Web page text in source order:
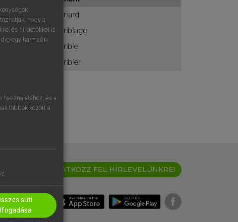
.
criard
criblage
crible
cribler
IRATKOZZ FEL HÍRLEVELÜNKRE!
hogy a
és hirdetőkkel is
egy harmadik
használatához, és a
többek között a
süti